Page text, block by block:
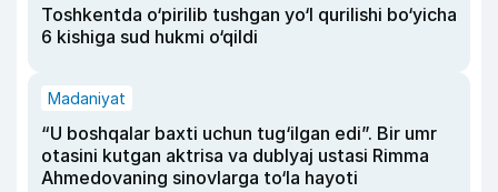
Toshkentda o‘pirilib tushgan yo‘l qurilishi bo‘yicha
6 kishiga sud hukmi o‘qildi
Madaniyat
“U boshqalar baxti uchun tug‘ilgan edi”. Bir umr
otasini kutgan aktrisa va dublyaj ustasi Rimma
Ahmedovaning sinovlarga to‘la hayoti